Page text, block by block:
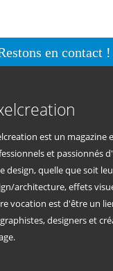
en contact !
est un magazine
et passionnés
design, quelle que soit
architecture, effets
vocation est d'être un
designers et